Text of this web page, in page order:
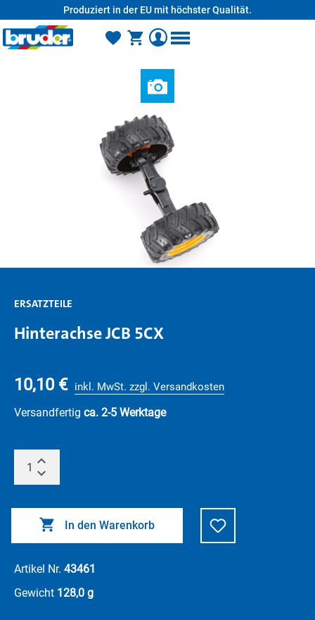
Produziert in der EU mit höchster Qualität.
ERSATZTEILE
Hinterachse JCB 5CX
10,10 € inkl. MwSt. zzgl. Versandkosten
Versandfertig ca. 2-5 Werktage
In den Warenkorb
Artikel Nr. 43461
Gewicht 128,0 g